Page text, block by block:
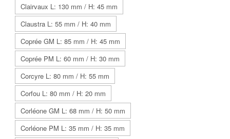
Clairvaux L: 130 mm / H: 45 mm
Claustra L: 55 mm / H: 40 mm
Coprée GM L: 85 mm / H: 45 mm
Coprée PM L: 60 mm / H: 30 mm
Corcyre L: 80 mm / H: 55 mm
Corfou L: 80 mm / H: 20 mm
Corléone GM L: 68 mm / H: 50 mm
Corléone PM L: 35 mm / H: 35 mm